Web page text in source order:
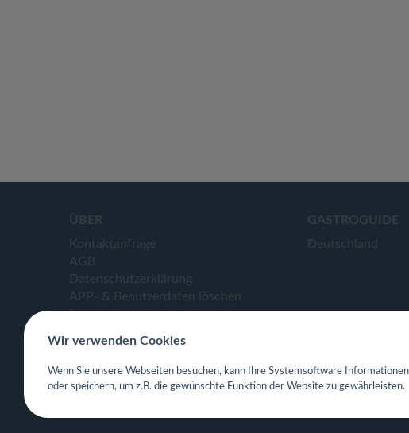
ÜBER
Kontaktanfrage
AGB
Datenschutzerklärung
APP- & Benutzerdaten löschen
Impressum
GASTROGUIDE
Deutschland
Wir verwenden Cookies
Wenn Sie unsere Webseiten besuchen, kann Ihre Systemsoftware
oder speichern, um z.B. die gewünschte Funktion der Website zu gewährleisten.